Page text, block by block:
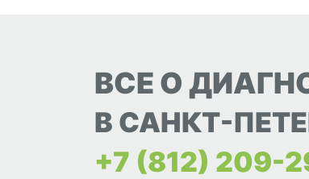
ВСЕ О
В САНКТ-
+7 (812) 209-